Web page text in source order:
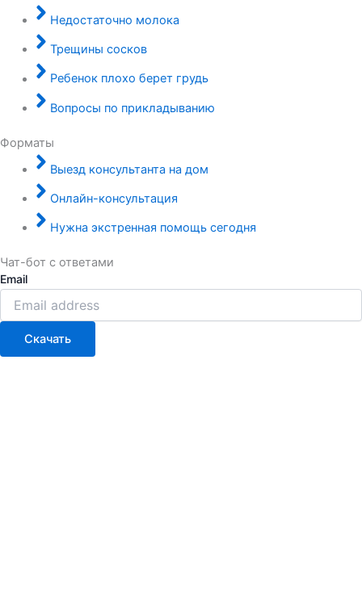
Недостаточно молока
Трещины сосков
Ребенок плохо берет грудь
Вопросы по прикладыванию
Форматы
Выезд консультанта на дом
Онлайн-консультация
Нужна экстренная помощь сегодня
Чат-бот с ответами
Email
Скачать